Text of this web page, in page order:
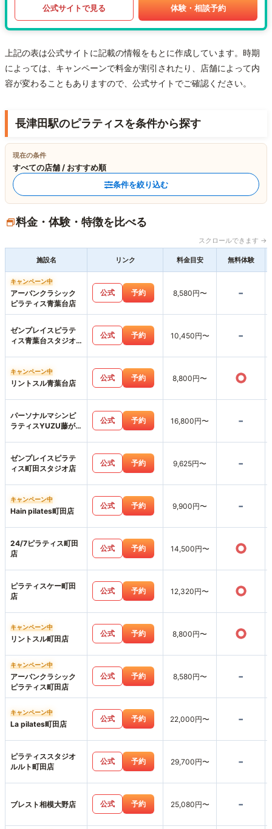
公式サイトで見る 体験・相談予約
上記の表は公式サイトに記載の情報をもとに作成しています。時期
によっては、キャンペーンで料金が割引されたり、店舗によって内
容が変わることもありますので、公式サイトでご確認ください。
長津田駅のピラティスを条件から探す
現在の条件
すべての店舗 / おすすめ順
条件を絞り込む
料金・体験・特徴を比べる
スクロールできます →
施設名 リンク 料金目安 無料体験
キャンペーン中
アーバンクラシック
ピラティス青葉台店
公式 予約 8,580円〜 -
ゼンプレイスピラテ
ィス青葉台スタジオ
公式 予約 10,450円〜 -
キャンペーン中
リントスル青葉台店
公式 予約 8,800円〜 ○
パーソナルマシンピ
ラティスYUZU藤が
公式 予約 16,800円〜 -
ゼンプレイスピラテ
ィス町田スタジオ店
公式 予約 9,625円〜 -
キャンペーン中
Hain pilates町田店
公式 予約 9,900円〜 -
24/7ピラティス町田
店
公式 予約 14,500円〜 ○
ピラティスケー町田
店
公式 予約 12,320円〜 ○
キャンペーン中
リントスル町田店
公式 予約 8,800円〜 ○
キャンペーン中
アーバンクラシック
ピラティス町田店
公式 予約 8,580円〜 -
キャンペーン中
La pilates町田店
公式 予約 22,000円〜 -
ピラティススタジオ
ルルト町田店
公式 予約 29,700円〜 -
ブレスト相模大野店 公式 予約 25,080円〜 -